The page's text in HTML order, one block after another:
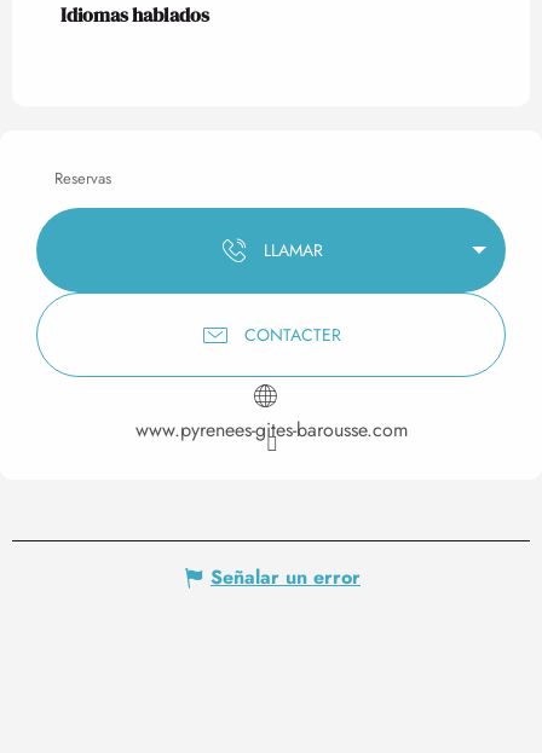
Idiomas hablados
Idiomas hablados
Reservas
LLAMAR
CONTACTER
www.pyrenees-gites-barousse.com
Señalar un error